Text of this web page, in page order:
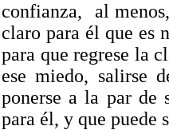
confianza,
al
claro para él que es
para que regrese la
ese miedo, salirse
ponerse a la par de
para él, y que puede